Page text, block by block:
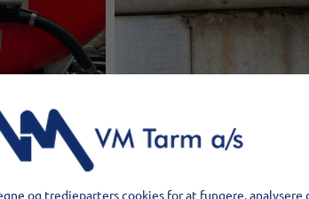
og tredjeparters cookies for at fungere, analysere